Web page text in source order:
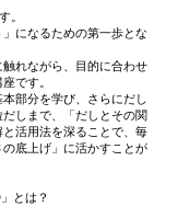
。
」になるための第一歩とな
れながら、目的に合わせ
です。
部分を学び、さらにだし
しまで、「だしとその関
活用法を深ることで、毎
底上げ」に活かすことが
とは？